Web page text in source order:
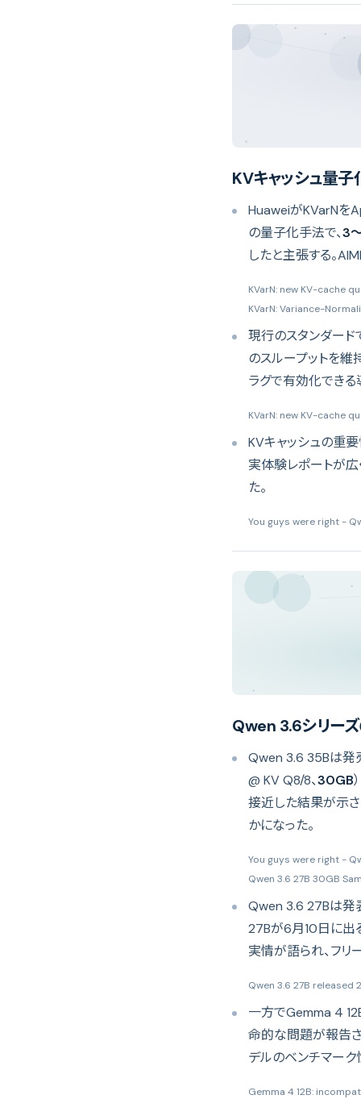
KVキャッシュ量
HuaweiがKVarNを
の量子化手法で、3
したと主張する。
KVarN: new KV-cache
KVarN: Variance-
現行のスタンダード
のスループットを維
ラグで有効化でき
KVarN: new KV-cache
KVキャッシュの重
実体験レポートが
た。
You guys were right -
Qwen 3.6シリー
Qwen 3.6 35Bは発
@ KV Q8/8、30GB
接近した結果が示
かになった。
You guys were right -
Qwen 3.6 27B 30GB
Qwen 3.6 27Bは発
27Bが6月10日に出
実情が語られ、フリ
Qwen 3.6 27B released
一方でGemma 4
命的な問題が報告
デルのベンチマー
Gemma 4 12B: